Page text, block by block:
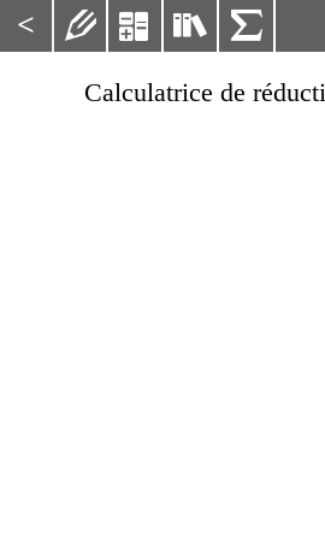
<    
Calculatrice de